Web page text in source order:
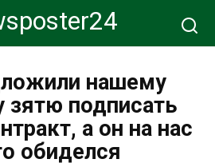
нашему
подписать
а он на нас
обиделся